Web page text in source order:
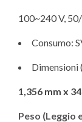
100~240 V,
Consumo:
Dimensioni
1,356 mm x
Peso (Leggio